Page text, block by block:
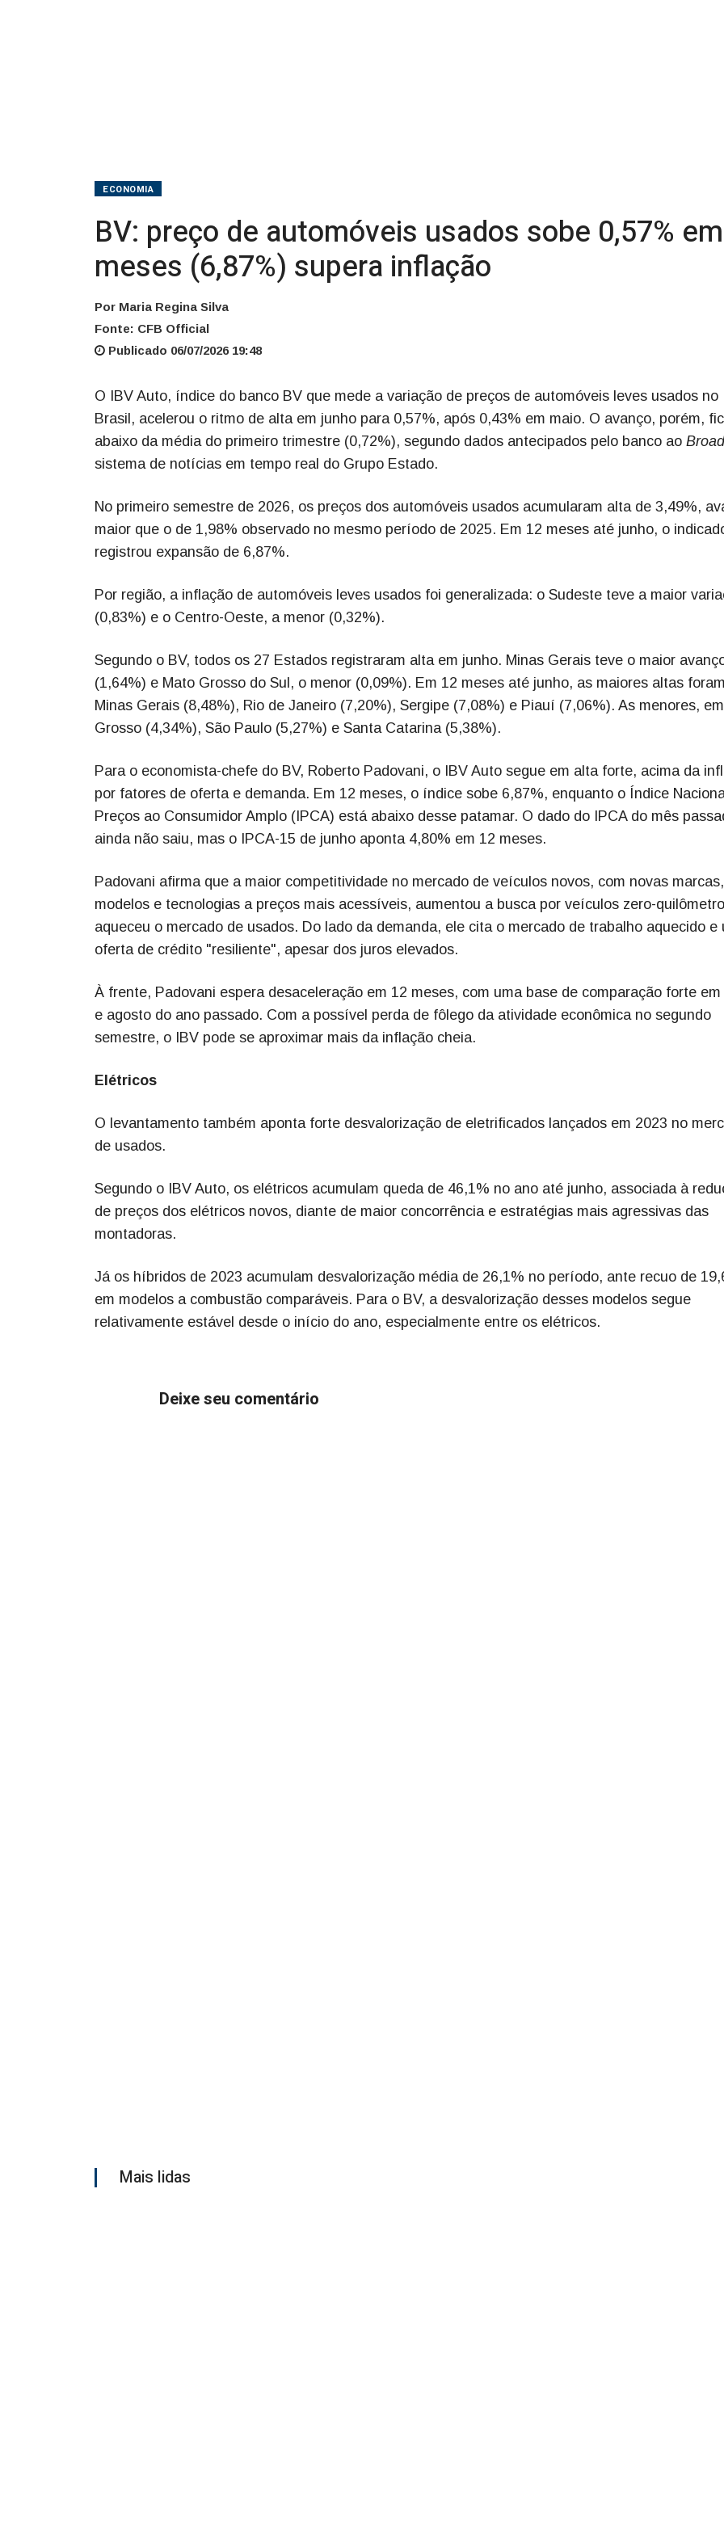
inflaçãoECONOMIA
BV: preço de automóveis usados sobe 0,57%
meses (6,87%) supera inflação
Por Maria Regina Silva
Fonte: CFB Official
Publicado 06/07/2026 19:48
O IBV Auto, índice do banco BV que mede a variação de preços de automóveis leves usados no
Brasil, acelerou o ritmo de alta em junho para 0,57%, após 0,43% em maio. O avanço, porém,
abaixo da média do primeiro trimestre (0,72%), segundo dados antecipados pelo banco ao
sistema de notícias em tempo real do Grupo Estado.
No primeiro semestre de 2026, os preços dos automóveis usados acumularam alta de 3,49%,
maior que o de 1,98% observado no mesmo período de 2025. Em 12 meses até junho, o
registrou expansão de 6,87%.
Por região, a inflação de automóveis leves usados foi generalizada: o Sudeste teve a maior
(0,83%) e o Centro-Oeste, a menor (0,32%).
Segundo o BV, todos os 27 Estados registraram alta em junho. Minas Gerais teve o maior
(1,64%) e Mato Grosso do Sul, o menor (0,09%). Em 12 meses até junho, as maiores altas
Minas Gerais (8,48%), Rio de Janeiro (7,20%), Sergipe (7,08%) e Piauí (7,06%). As menores,
Grosso (4,34%), São Paulo (5,27%) e Santa Catarina (5,38%).
Para o economista-chefe do BV, Roberto Padovani, o IBV Auto segue em alta forte, acima da
por fatores de oferta e demanda. Em 12 meses, o índice sobe 6,87%, enquanto o Índice
Preços ao Consumidor Amplo (IPCA) está abaixo desse patamar. O dado do IPCA do mês
ainda não saiu, mas o IPCA-15 de junho aponta 4,80% em 12 meses.
Padovani afirma que a maior competitividade no mercado de veículos novos, com novas marcas,
modelos e tecnologias a preços mais acessíveis, aumentou a busca por veículos zero-
aqueceu o mercado de usados. Do lado da demanda, ele cita o mercado de trabalho aquecido e
oferta de crédito "resiliente", apesar dos juros elevados.
À frente, Padovani espera desaceleração em 12 meses, com uma base de comparação forte em
e agosto do ano passado. Com a possível perda de fôlego da atividade econômica no segundo
semestre, o IBV pode se aproximar mais da inflação cheia.
Elétricos
O levantamento também aponta forte desvalorização de eletrificados lançados em 2023 no
de usados.
Segundo o IBV Auto, os elétricos acumulam queda de 46,1% no ano até junho, associada à
de preços dos elétricos novos, diante de maior concorrência e estratégias mais agressivas das
montadoras.
Já os híbridos de 2023 acumulam desvalorização média de 26,1% no período, ante recuo de
em modelos a combustão comparáveis. Para o BV, a desvalorização desses modelos segue
relativamente estável desde o início do ano, especialmente entre os elétricos.
Deixe seu comentário
Mais lidas